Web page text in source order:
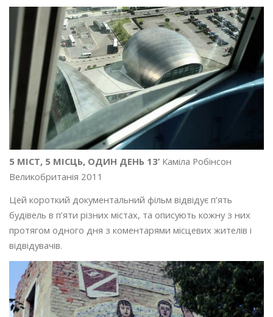
5 МІСТ, 5 МІСЦЬ, ОДИН ДЕНЬ 13’ Каміла Робінсон
Великобританія 2011
Цей короткий документальний фільм відвідує п’ять
будівель в п’яти різних містах, та описують кожну з них
протягом одного дня з коментарями місцевих жителів і
відвідувачів.